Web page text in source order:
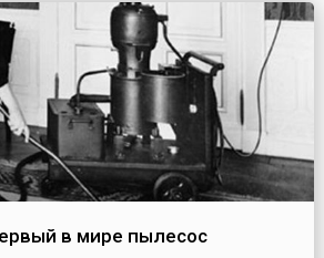
в мире пылесос